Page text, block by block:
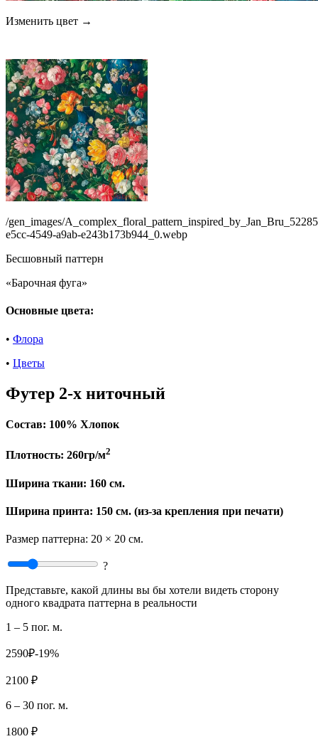
Изменить цвет →
/gen_images/
e5cc-4549-a9ab-e243b173b944_0.webp
Бесшовный паттерн
«Барочная фуга»
Основные цвета:
• Флора
• Цветы
Футер 2-х ниточный
Состав: 100% Хлопок
Плотность: 260гр/м2
Ширина ткани: 160 см.
Ширина принта: 150 см. (из-за крепления при печати)
Размер паттерна: 20 × 20 см.
?
Представьте, какой длины вы бы хотели видеть сторону
одного квадрата паттерна в реальности
1 – 5 пог. м.
2590₽-19%
2100 ₽
6 – 30 пог. м.
1800 ₽